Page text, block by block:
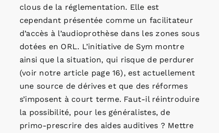
clous de la réglementation. Elle est
cependant présentée comme un facilitateur
d’accès à l’audioprothèse dans les zones sous
dotées en ORL. L’initiative de Sym montre
ainsi que la situation, qui risque de perdurer
(voir notre article page 16), est actuellement
une source de dérives et que des réformes
s’imposent à court terme. Faut-il réintroduire
la possibilité, pour les généralistes, de
primo-prescrire des aides auditives ? Mettre